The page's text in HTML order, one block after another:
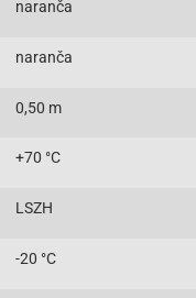
naranča
naranča
0,50 m
+70 °C
LSZH
-20 °C